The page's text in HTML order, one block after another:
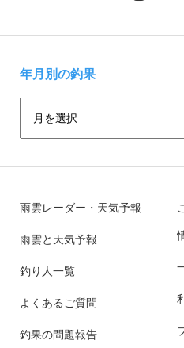
年月別の釣果
雨雲レーダー・天気予報
雨雲と天気予報
釣り人一覧
よくあるご質問
釣果の問題報告